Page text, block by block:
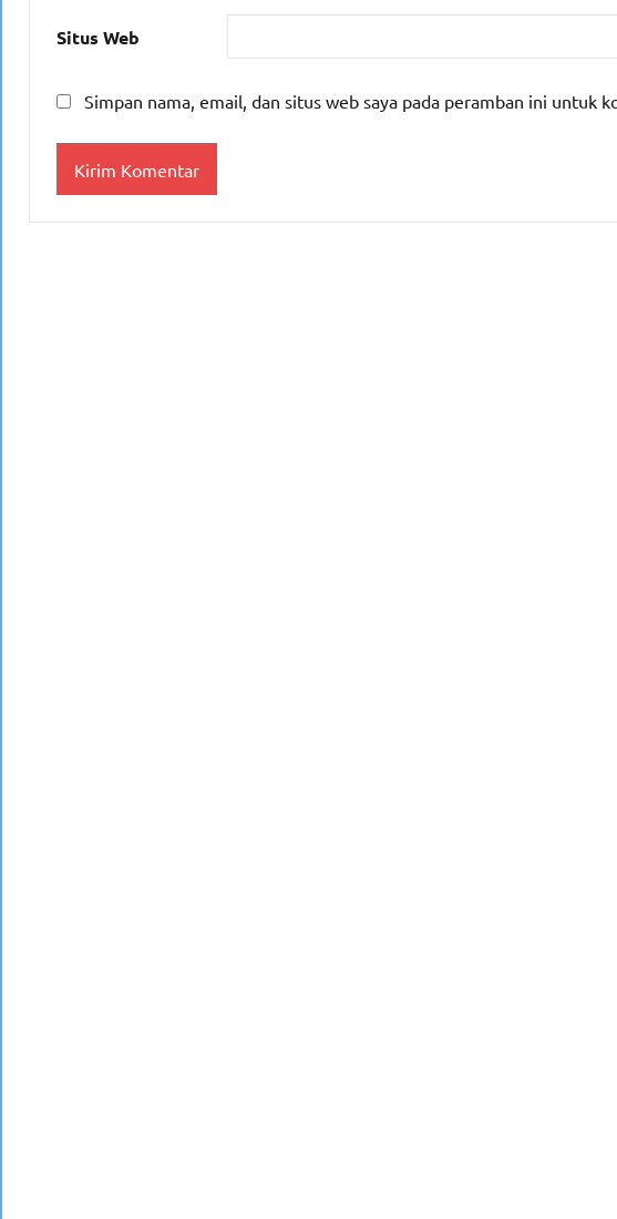
Situs Web
Simpan nama, email, dan situs web saya pada peramban ini untuk